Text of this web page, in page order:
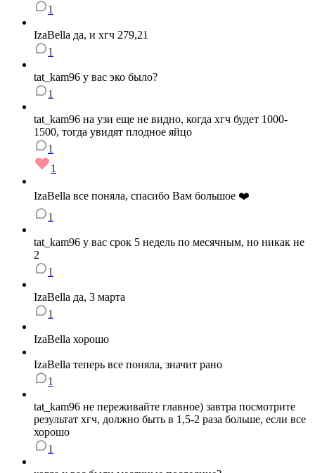
1
IzaBella да, и хгч 279,21
1
tat_kam96 у вас эко было?
1
tat_kam96 на узи еще не видно, когда хгч будет 1000-
1500, тогда увидят плодное яйцо
1
1
IzaBella все поняла, спасибо Вам большое ❤️
1
tat_kam96 у вас срок 5 недель по месячным, но никак не
2
1
IzaBella да, 3 марта
1
IzaBella хорошо
IzaBella теперь все поняла, значит рано
1
tat_kam96 не переживайте главное) завтра посмотрите
результат хгч, должно быть в 1,5-2 раза больше, если все
хорошо
1